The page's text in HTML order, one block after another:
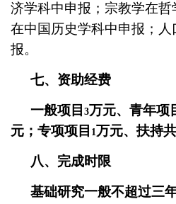
济学科中申报；宗教学在
在中国历史学科中申报；
报。
七、资助经费
一般项目 3万元、青年项
元；专项项目 1万元、扶持
八、完成时限
基础研究一般不超过三